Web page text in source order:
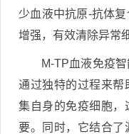
少血液中抗原-抗体
增强，有效清除异常
M-TP血液免疫
通过独特的过程来帮
集自身的免疫细胞，
要。同时，它结合了